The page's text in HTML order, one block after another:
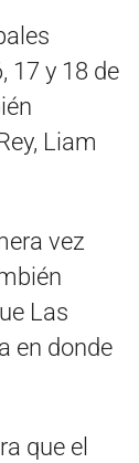
17 y 18 de
Liam
vez
Las
en donde
que el